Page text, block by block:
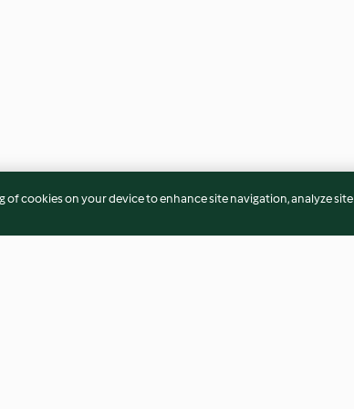
of cookies on your device to enhance site navigation, analyze site